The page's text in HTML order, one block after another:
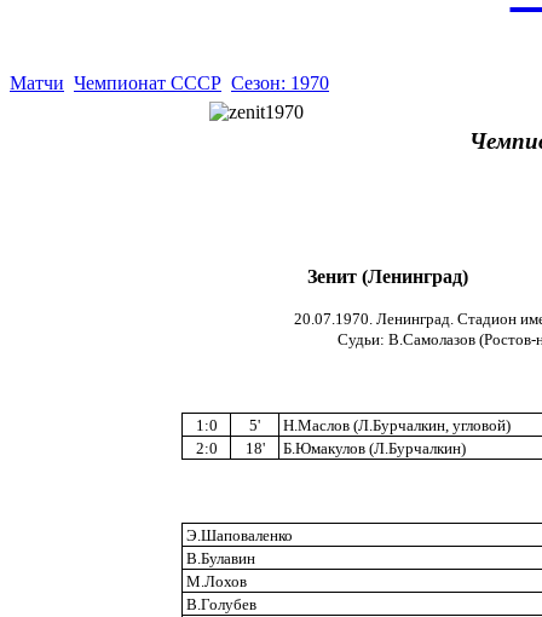
Матчи Чемпионат СССР Сезон: 1970
Зенит (Ленинград)
20.07.1970. Ленинград. Стадион
Судьи: В.Самолазов
1:0 5'
Н.Маслов (Л.Бурчалкин, угловой)
2:0
18' Б.Юмакулов (Л.Бурчалкин)
Э.Шаповаленко
В.Булавин
М.Лохов
В.Голубев